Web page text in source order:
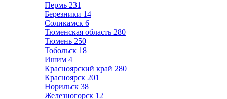
Пермь 231
Березники 14
Соликамск 6
Тюменская область 280
Тюмень 250
Тобольск 18
Ишим 4
Красноярский край 280
Красноярск 201
Норильск 38
Железногорск 12